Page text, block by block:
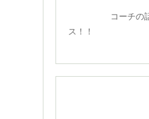
コーチの話
ス！！